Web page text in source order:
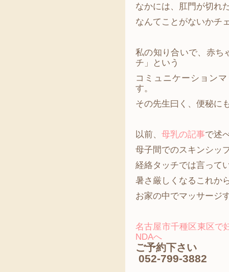
なかには、肛門が切れ
なんてことがないかチ
私の知り合いで、赤ち
チ」という
コミュニケーション
す。
その先生曰く、便秘に
以前、 母乳の記事で述
母子間でのスキンシッ
経絡タッチでは言って
暑さ厳しくなるこれか
お家の中でマッサージ
名古屋市千種区東区で
NDAへ
ご予約下さい
052-799-3882